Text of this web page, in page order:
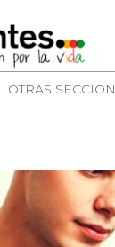
OTRAS